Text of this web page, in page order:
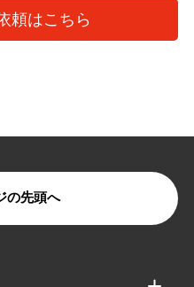
頼はこちら
の先頭へ